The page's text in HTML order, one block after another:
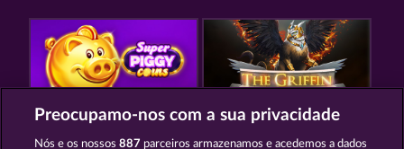
SUPER PIGGY COINS THE GRIFFIN
Preocupamo-nos com a sua privacidade
Nós e os nossos887 parceiros armazenamos e acedemos a dados